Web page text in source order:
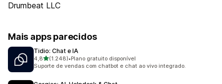
Drumbeat LLC
Mais apps parecidos
Tidio: Chat e IA
4,8de 5 estrelas
(1.248)
1248 avaliações ao todo
•Plano gratuito disponível
Suporte de vendas com chatbot e chat ao vivo integrado.